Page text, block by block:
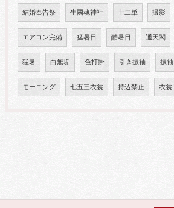
結婚奉告祭 生國魂神社 十二単 撮影
エアコン完備 猛暑日 酷暑日 通天閣
猛暑 白無垢 色打掛 引き振袖 振袖
モーニング 七五三衣裳 持込禁止 衣裳